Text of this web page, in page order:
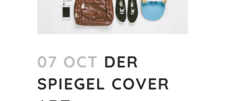
07 OCT DER
SPIEGEL COVER